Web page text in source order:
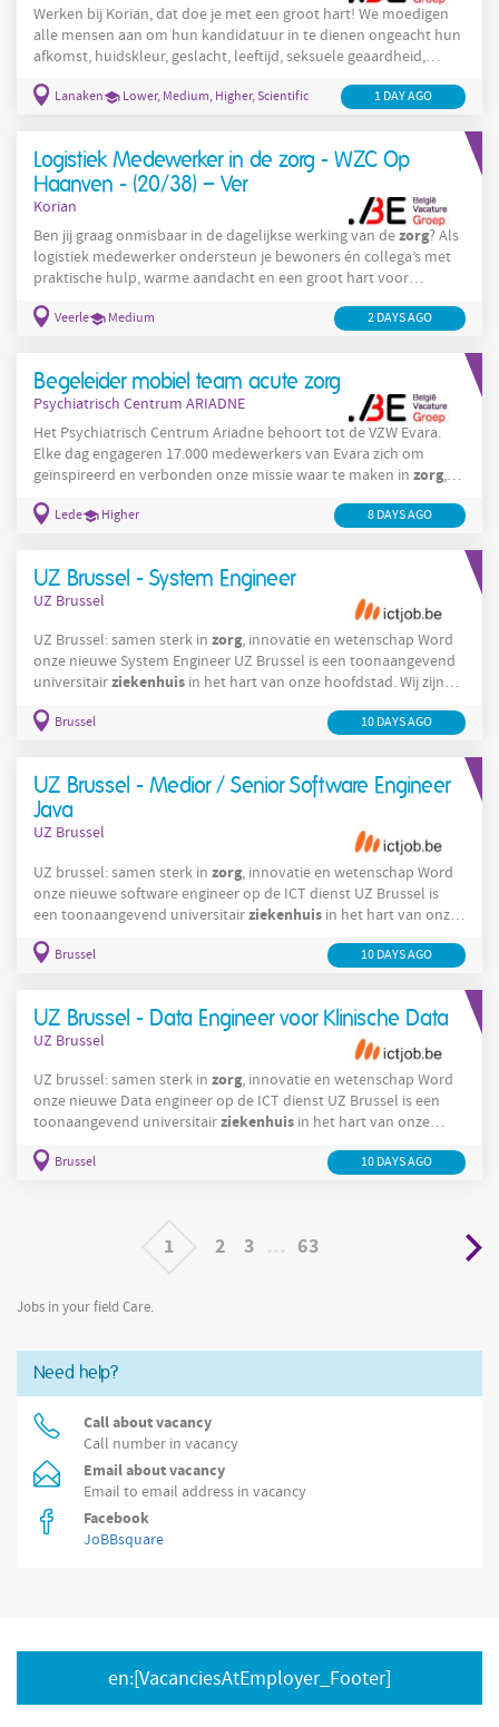
Werken bij Korian, dat doe je met een groot hart! We moedigen
alle mensen aan om hun kandidatuur in te dienen ongeacht hun
afkomst, huidskleur, geslacht, leeftijd, seksuele geaardheid,
accommodatie nodig heeft, wat jouw handicap ook is, voor de
grootste zorgaanbieders in België in de
Lanaken Lower, Medium, Higher, Scientific 1 DAY AGO
Logistiek Medewerker in de zorg - WZC Op
Haanven - (20/38) – Ver
Korian
Ben jij graag onmisbaar in de dagelijkse werking van dezorg? Als
logistiek medewerker ondersteun je bewoners én collega’s met
praktische hulp, warme aandacht en een groot hart voor
zorgaanbieders in België in de residentiële ouderenzorg, met
afdelingen. Al onze locaties zijn ISO 9001 gecertificeerd.
Veerle Medium 2 DAYS AGO
Begeleider mobiel team acute zorg
Psychiatrisch Centrum ARIADNE
Het Psychiatrisch Centrum Ariadne behoort tot de VZW Evara.
Elke dag engageren 17.000 medewerkers van Evara zich om
geïnspireerd en verbonden onze missie waar te maken in zorg,
Ariadne is partner in het netwerk voor geestelijke
volgende openstaande vacature voor een: Begeleider Mobiel
Team
Lede Higher 8 DAYS AGO
UZ Brussel - System Engineer
UZ Brussel
UZ Brussel: samen sterk in zorg, innovatie en wetenschap Word
onze nieuwe System Engineer UZ Brussel is een toonaangevend
universitairziekenhuis in het hart van onze hoofdstad. Wij zijn
onderzoek en patiëntgerichte
hand in hand gaan. Elke dag
Brussel 10 DAYS AGO
UZ Brussel - Medior / Senior Software Engineer
Java
UZ Brussel
UZ brussel: samen sterk in zorg, innovatie en wetenschap Word
onze nieuwe software engineer op de ICT dienst UZ Brussel is
een toonaangevend universitairziekenhuis in het hart van onze
hoofdstad. Wij zijn een warm en vooruitstrevend
waar innovatie, onderzoek en patiëntgerichte zorghand in hand
Brussel 10 DAYS AGO
UZ Brussel - Data Engineer voor Klinische Data
UZ Brussel
UZ brussel: samen sterk in zorg, innovatie en wetenschap Word
onze nieuwe Data engineer op de ICT dienst UZ Brussel is een
toonaangevend universitairziekenhuis in het hart van onze
waar innovatie, onderzoek en patiëntgerichte zorghand in hand
Brussel 10 DAYS AGO
1 2 3 63
Jobs in your field Care.
Need help?
Call about vacancy
Call number in vacancy
Email about vacancy
Email to email address in vacancy
Facebook
JoBBsquare
en:[VacanciesAtEmployer_Footer]